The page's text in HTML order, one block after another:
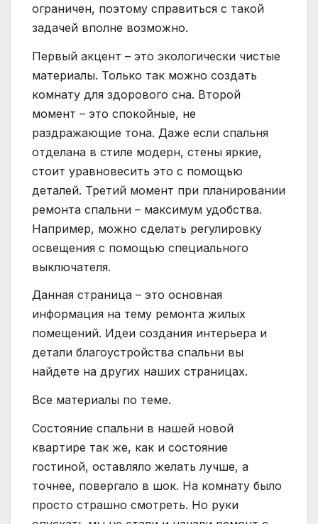
ограничен, поэтому справиться с такой
задачей вполне возможно.
Первый акцент – это экологически чистые
материалы. Только так можно создать
комнату для здорового сна. Второй
момент – это спокойные, не
раздражающие тона. Даже если спальня
отделана в стиле модерн, стены яркие,
стоит уравновесить это с помощью
деталей. Третий момент при планировании
ремонта спальни – максимум удобства.
Например, можно сделать регулировку
освещения с помощью специального
выключателя.
Данная страница – это основная
информация на тему ремонта жилых
помещений. Идеи создания интерьера и
детали благоустройства спальни вы
найдете на других наших страницах.
Все материалы по теме.
Состояние спальни в нашей новой
квартире так же, как и состояние
гостиной, оставляло желать лучше, а
точнее, повергало в шок. На комнату было
просто страшно смотреть. Но руки